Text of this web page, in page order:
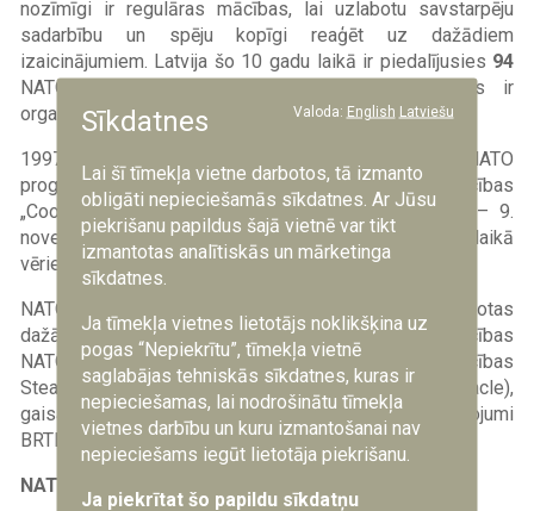
nozīmīgi ir regulāras mācības, lai uzlabotu savstarpēju
sadarbību un spēju kopīgi reaģēt uz dažādiem
izaicinājumiem. Latvija šo 10 gadu laikā ir piedalījusies 94
NATO militārajās mācībās, no tām
mācības ir
organizētas Latvijā.
1997. gada septembrī Latvijā pirmo reizi norisinās NATO
programmas „Partnerattiecības mieram” militārās mācības
„Cooperative Best Effort”. Savukārt 2013. gada 2. – 9.
novembrī Latvijā norisinājās pēdējo gadu laikā
vērienīgākās NATO mācības „Steadfast Jazz 2013”.
NATO mācībās, kas organizētas Latvijā, tiek uzlabotas
dažādas alianses valstu spējas: krīzes vadības (mācības
NATO CMX), operāciju plānošanas un vadības (mācības
Steadfast Jazz, Steadfast Pyramid/Steadfast Pinnacle),
gaisa telpas patrulēšanas (gaisa spēku treiniņlidojumi
BRTE) un citās jomās.
NATO gaisa telpas patrulēšanā
Sīkdatnes Valoda: English Latviešu
Lai šī tīmekļa vietne darbotos, tā izmanto
obligāti nepieciešamās sīkdatnes. Ar Jūsu
piekrišanu papildus šajā vietnē var tikt
izmantotas analītiskās un mārketinga
sīkdatnes.
Ja tīmekļa vietnes lietotājs noklikšķina uz
pogas “Nepiekrītu”, tīmekļa vietnē
saglabājas tehniskās sīkdatnes, kuras ir
nepieciešamas, lai nodrošinātu tīmekļa
vietnes darbību un kuru izmantošanai nav
nepieciešams iegūt lietotāja piekrišanu.
Ja piekrītat šo papildu sīkdatņu